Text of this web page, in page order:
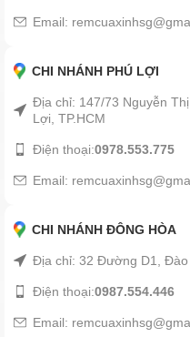
Email:
CHI NHÁNH PHÚ LỢI
Địa chỉ: 147/73 Nguyễn
Lợi, TP.HCM
Điện thoại:0978.553.775
Email:
CHI NHÁNH ĐÔNG HÒA
Địa chỉ: 32 Đường D1, Đào
Điện thoại:0987.554.446
Email: